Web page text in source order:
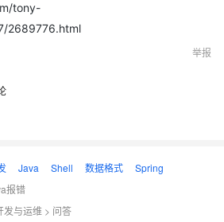
解析器 -->
value=".vm" />
/>
tony-
2689776.html
举报
Java Shell 数据格式
Spring
报错
发与运维 > 问答